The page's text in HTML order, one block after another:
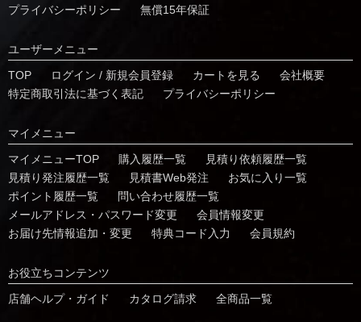
プライバシーポリシー
無償15年保証
ユーザーメニュー
TOP
ログイン / 新規会員登録 カートを見る
会社概要
特定商取引法に基づく表記
プライバシーポリシー
マイメニュー
マイメニューTOP
購入履歴一覧
⾒積り依頼履歴⼀覧
⾒積り発注履歴⼀覧
見積書Web発注
お気に⼊り⼀覧
ポイント履歴⼀覧
問い合わせ履歴⼀覧
メールアドレス・パスワード変更
会員情報変更
お届け先情報追加・変更
特典コード⼊⼒ 会員規約
お役⽴ちコンテンツ
店舗ヘルプ・ガイド
カタログ請求 全商品一覧